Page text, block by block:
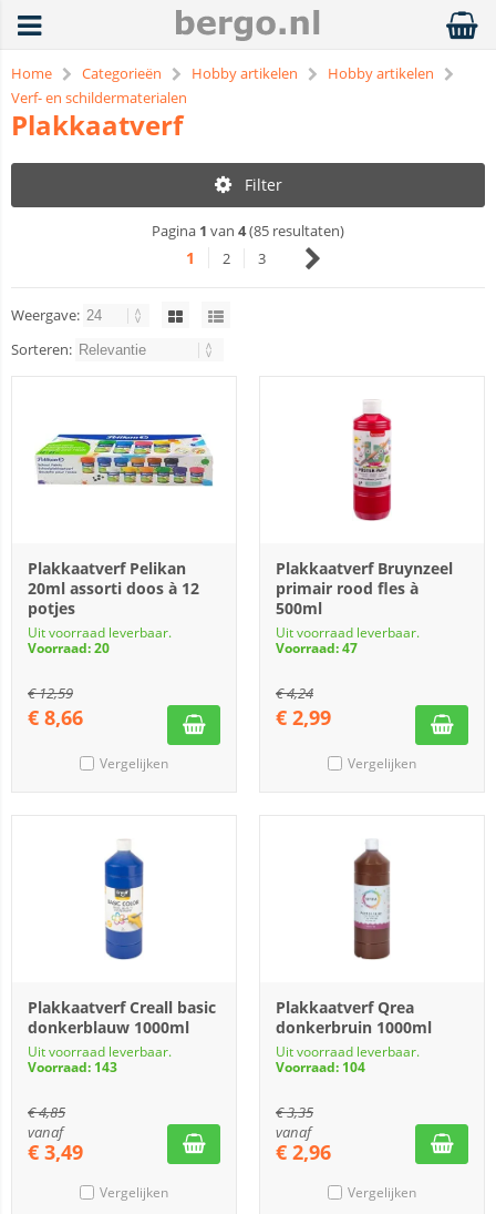
Home Categorieën Hobby artikelen
Hobby artikelen
Verf- en schildermaterialen
Plakkaatverf
Filter
Pagina 1 van 4(85 resultaten)
1 2 3
Weergave:
Sorteren:
Plakkaatverf Pelikan
20ml assorti doos à 12
potjes
Uit voorraad leverbaar.
Voorraad: 20
€12,59
€ 8,66
Vergelijken
Plakkaatverf Bruynzeel
primair rood fles à
500ml
Uit voorraad leverbaar.
Voorraad: 47
€4,24
€ 2,99
Vergelijken
Plakkaatverf Creall basic
donkerblauw 1000ml
Uit voorraad leverbaar.
Voorraad: 143
€4,85
vanaf
€ 3,49
Vergelijken
Plakkaatverf Qrea
donkerbruin 1000ml
Uit voorraad leverbaar.
Voorraad: 104
€3,35
vanaf
€ 2,96
Vergelijken